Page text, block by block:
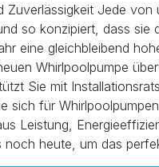
Zuverlässigkeit Jede
so konzipiert, dass
eine gleichbleibend
Whirlpoolpumpe
Sie mit
sich für
Leistung,
heute, um das